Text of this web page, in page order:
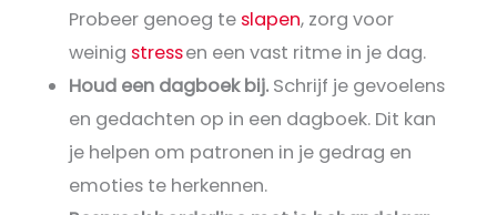
Probeer genoeg te slapen, zorg voor
weinig stressen een vast ritme in je dag.
Houd een dagboek bij. Schrijf je gevoelens
en gedachten op in een dagboek. Dit kan
je helpen om patronen in je gedrag en
emoties te herkennen.